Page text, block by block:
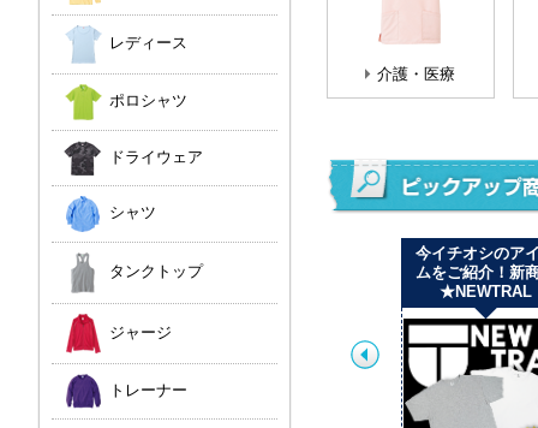
介護・医療
新ラインナップ追加
しました！ JOKER
LABEL
今イチオシのア
ムをご紹介！新
★NEWTRAL
レディース
ポロシャツ
ドライウェア
シャツ
タンクトップ
ジャージ
トレーナー